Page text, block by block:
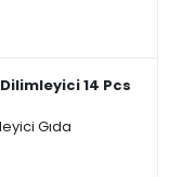
14 Pcs
Gıda